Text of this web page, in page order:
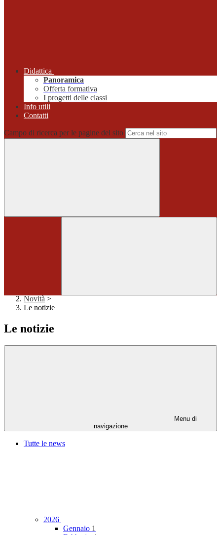
Didattica
Panoramica
Offerta formativa
I progetti delle classi
Info utili
Contatti
Campo di ricerca per le pagine del sito
Novità >
Le notizie
Le notizie
Menu di
navigazione
Tutte le news
2026
Gennaio 1